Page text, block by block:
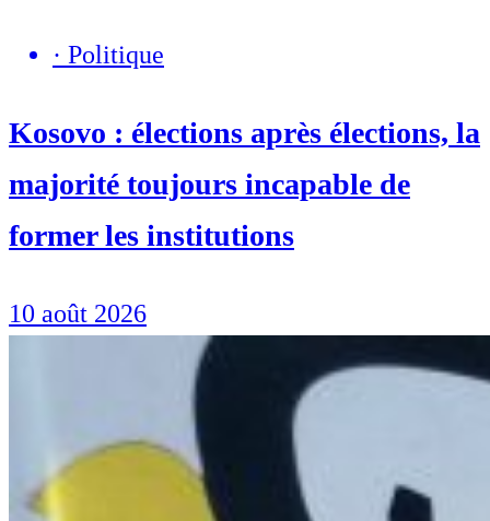
· Politique
Kosovo : élections après élections, la
majorité toujours incapable de
former les institutions
10 août 2026